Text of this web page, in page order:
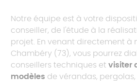
Notre équipe est à votre
conseiller, de l'étude à la
projet. En venant directement à
Chambéry (73), vous pourrez
conseillers techniques etvisiter
modèles de vérandas,